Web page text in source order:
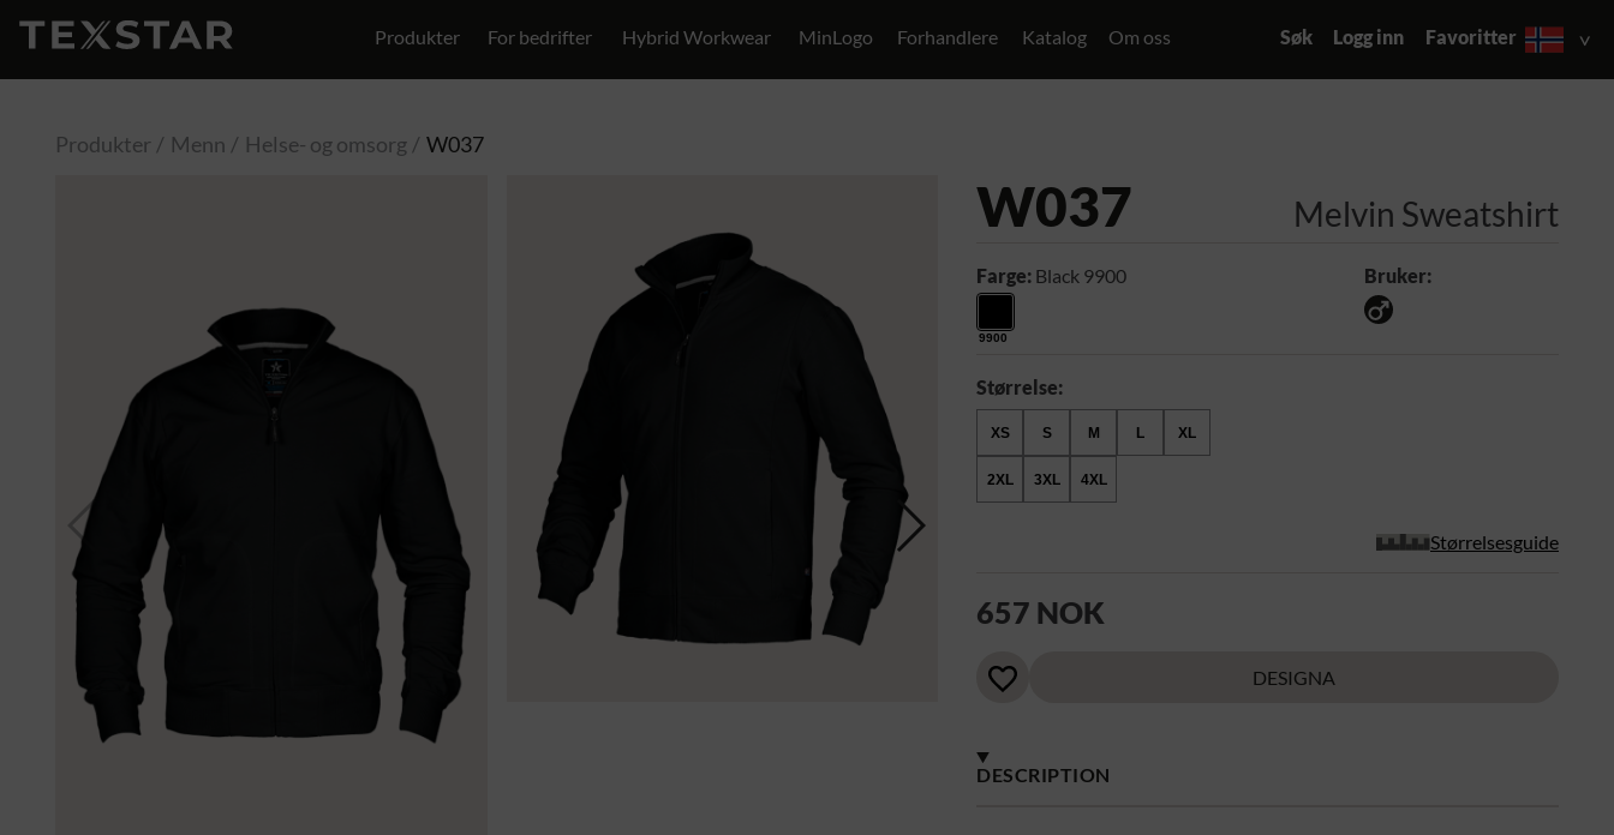
Produkter For bedrifter Hybrid Workwear MinLogo Forhandlere Katalog Om oss Søk Logg inn Favoritter
Produkter Menn Helse- og omsorg W037
W037 Melvin Sweatshirt
Farge: Black 9900
9900
Bruker:
Størrelse:
XS S M L XL
2XL 3XL 4XL
Størrelsesguide
657 NOK
DESIGNA
DESCRIPTION